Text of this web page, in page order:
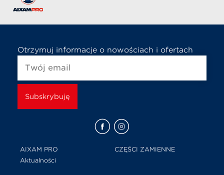
Otrzymuj informacje o nowościach i ofertach
AIXAM PRO
CZĘŚCI ZAMIENNE
Aktualności